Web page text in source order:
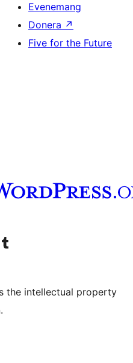
Evenemang
Donera ↗
Five for the Future
kanal
Besök vårt Tumblr-konto
the intellectual property